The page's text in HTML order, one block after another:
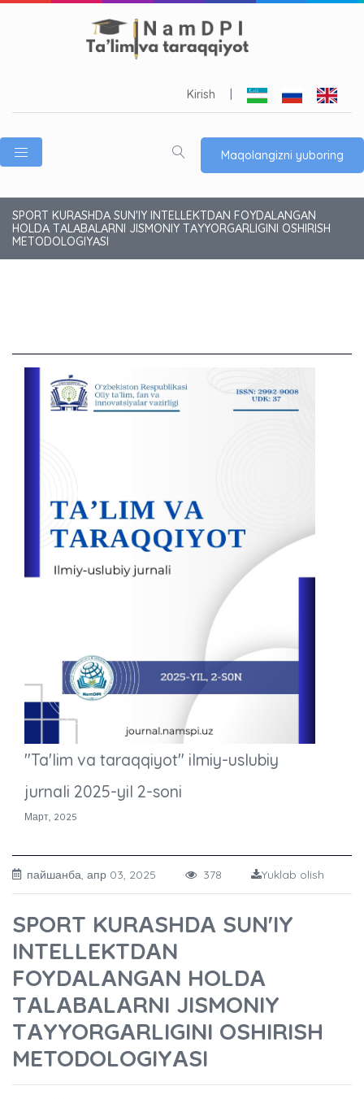
Kirish
Maqolangizni yuboring
SPORT KURАSHDА SUN'IY INTELLEKTDАN FOYDАLАNGАN
HOLDА TАLАBАLАRNI JISMONIY TАYYORGАRLIGINI OSHIRISH
METODOLOGIYАSI
"Ta'lim va taraqqiyot" ilmiy-uslubiy
jurnali 2025-yil 2-soni
Март, 2025
пайшанба, апр 03, 2025 378 Yuklab olish
SPORT KURАSHDА SUN'IY
INTELLEKTDАN
FOYDАLАNGАN HOLDА
TАLАBАLАRNI JISMONIY
TАYYORGАRLIGINI OSHIRISH
METODOLOGIYАSI